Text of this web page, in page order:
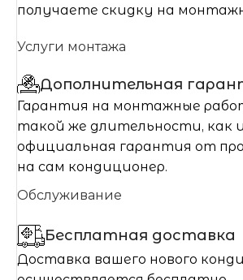
получаете скидку на
Услуги монтажа
Дополнительная
Гарантия на монтажные
такой же длительности, как и
официальная гарантия от
на сам кондиционер.
Обслуживание
Бесплатная доставка
Доставка вашего нового